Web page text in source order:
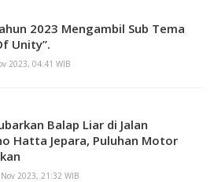
2023 Mengambil Sub Tema
Unity”.
2023, 04:41 WIB
Balap Liar di Jalan
Hatta Jepara, Puluhan Motor
2023, 21:32 WIB